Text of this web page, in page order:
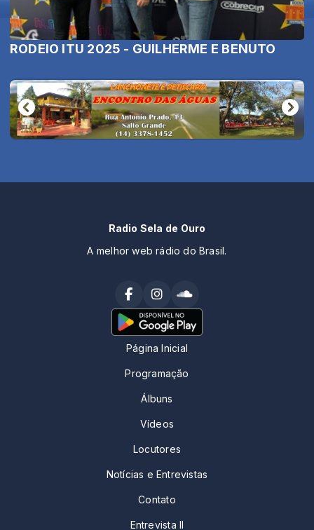
RODEIO ITU 2025 - GUILHERME E BENUTO
Radio Sela de Ouro
A melhor web rádio do Brasil.
Página Inicial
Programação
Álbuns
Vídeos
Locutores
Notícias e Entrevistas
Contato
Entrevista II